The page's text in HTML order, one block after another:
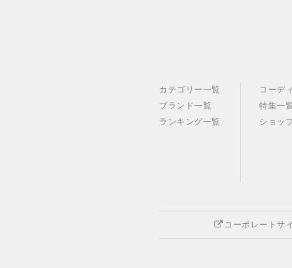
カテゴリー一覧
ブランド一覧
ランキング一覧
コーデ
特集一
ショッ
コーポレートサ